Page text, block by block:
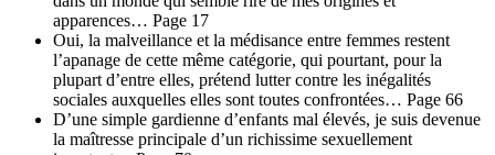
apparences… Page 17
Oui, la malveillance et la médisance entre femmes restent
l’apanage de cette même catégorie, qui pourtant, pour la
plupart d’entre elles, prétend lutter contre les inégalités
sociales auxquelles elles sont toutes confrontées… Page 66
D’une simple gardienne d’enfants mal élevés, je suis devenue
la maîtresse principale d’un richissime sexuellement